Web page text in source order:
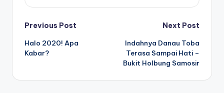
Post
navigation
Previous Post
Halo 2020! Apa
Kabar?
Next Post
Indahnya Danau Toba
Terasa Sampai Hati –
Bukit Holbung Samosir